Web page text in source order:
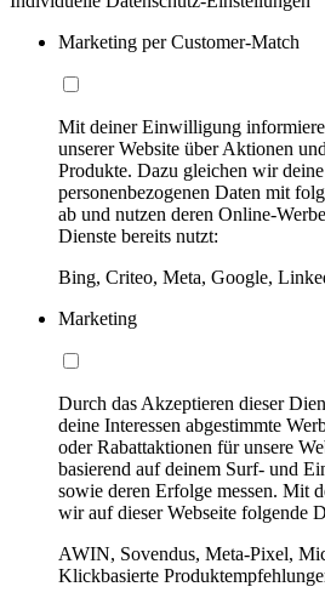
Marketing per Customer-Match
Mit deiner Einwilligung
unserer Website über Aktionen
Produkte. Dazu gleichen wir
personenbezogenen Daten mit
ab und nutzen deren Online-
Dienste bereits nutzt:
Bing, Criteo, Meta, Google,
Marketing
Durch das Akzeptieren dieser
deine Interessen abgestimmte
oder Rabattaktionen für unsere
basierend auf deinem Surf- und
sowie deren Erfolge messen. Mit
wir auf dieser Webseite folgende
AWIN, Sovendus, Meta-Pixel,
Klickbasierte